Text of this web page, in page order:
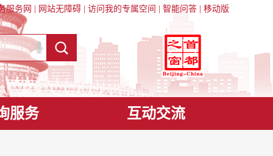
服务网 网站无障碍 访问我的专属空间 智能问答 移动版
服务 互动交流